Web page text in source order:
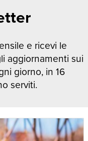
e ricevi le
aggiornamenti sui
giorno, in 16
serviti.